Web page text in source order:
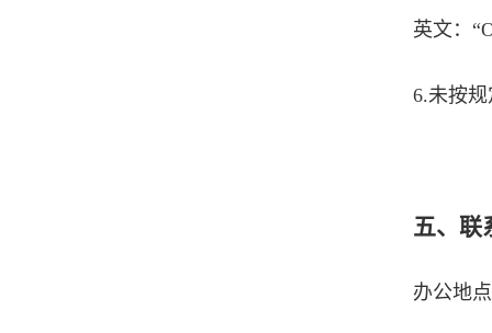
英文：
6.未按
五、联
办公地